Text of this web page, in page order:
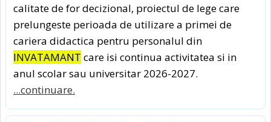
calitate de for decizional, proiectul de lege care
prelungeste perioada de utilizare a primei de
cariera didactica pentru personalul din
INVATAMANT care isi continua activitatea si in
anul scolar sau universitar 2026-2027.
...continuare.